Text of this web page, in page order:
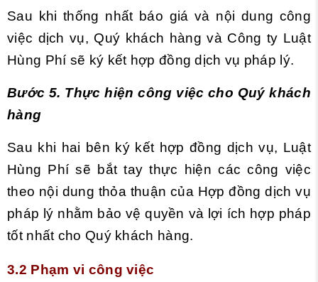
Sau khi thống nhất báo giá và nội dung công
việc dịch vụ, Quý khách hàng và Công ty Luật
Hùng Phí sẽ ký kết hợp đồng dịch vụ pháp lý.
Bước 5. Thực hiện công việc cho Quý khách
hàng
Sau khi hai bên ký kết hợp đồng dịch vụ, Luật
Hùng Phí sẽ bắt tay thực hiện các công việc
theo nội dung thỏa thuận của Hợp đồng dịch vụ
pháp lý nhằm bảo vệ quyền và lợi ích hợp pháp
tốt nhất cho Quý khách hàng.
3.2 Phạm vi công việc